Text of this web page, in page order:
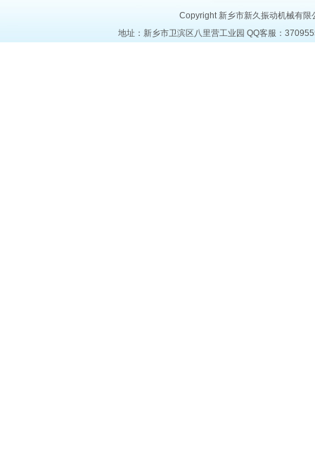
Copyright 新乡市新久振动机械有
地址：新乡市卫滨区八里营工业园 QQ客服：